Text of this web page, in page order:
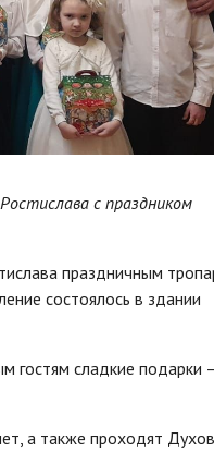
с праздником
праздничным
состоялось в здании
гостям сладкие подарки
а также проходят